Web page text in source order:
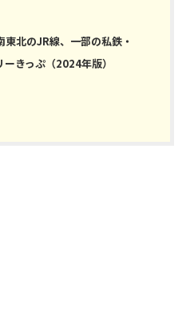
東北のJR線、一部の私鉄・
きっぷ（2024年版）